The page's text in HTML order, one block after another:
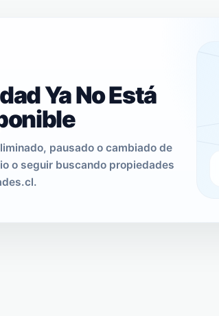
Ya No Está
pausado o cambiado de
o seguir buscando propiedades